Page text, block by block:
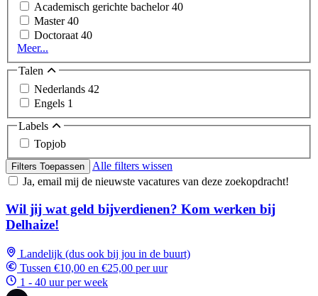
Academisch gerichte bachelor40
Master40
Doctoraat 40
Meer...
Talen
Nederlands 42
Engels 1
Labels
Topjob
Filters Toepassen
Alle filters wissen
Ja, email mij de nieuwste vacatures van deze zoekopdracht!
Wil jij wat geld bijverdienen? Kom werken bij
Delhaize!
Landelijk (dus ook bij jou in de buurt)
Tussen €10,00 en €25,00 per uur
1 - 40 uur per week